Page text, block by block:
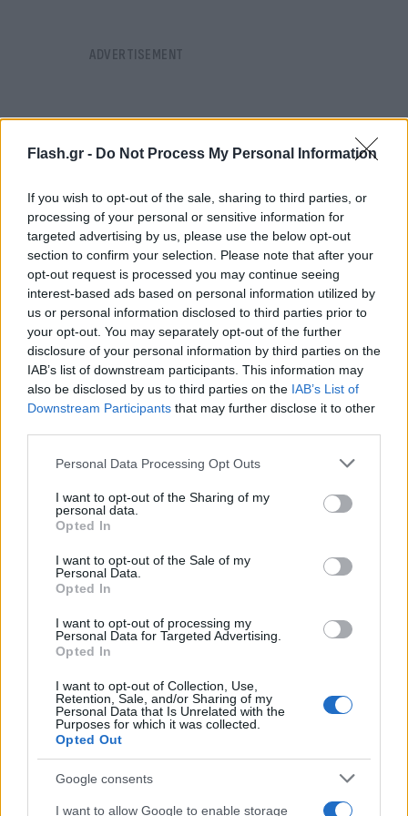
Flash.gr - Do Not Process My Personal Information
If you wish to opt-out of the sale, sharing to third parties, or
processing of your personal or sensitive information for
targeted advertising by us, please use the below opt-out
section to confirm your selection. Please note that after your
opt-out request is processed you may continue seeing
interest-based ads based on personal information utilized by
us or personal information disclosed to third parties prior to
your opt-out. You may separately opt-out of the further
disclosure of your personal information by third parties on the
IAB’s list of downstream participants. This information may
also be disclosed by us to third parties on the IAB’s List of
Downstream Participants that may further disclose it to other
Please note that this website/app uses one or more Google
not limited to your visit or usage behaviour. You may click to
grant or deny consent to Google and its third-party tags to
use your data for below specified purposes in below Google
consent section.
Personal Data Processing Opt Outs
I want to opt-out of the Sharing of my
personal data.
Opted In
I want to opt-out of the Sale of my
Personal Data.
Opted In
I want to opt-out of processing my
Personal Data for Targeted Advertising.
Opted In
I want to opt-out of Collection, Use,
Retention, Sale, and/or Sharing of my
Personal Data that Is Unrelated with the
Purposes for which it was collected.
Opted Out
Google consents
I want to allow Google to enable storage
Στη Γερμανία ηΝτόρτμουντφιλοξενεί τηΒέρντερ
Βρέμης. Αήττητο σερί 19 αγώνων «τρέχει» εντός
έδρας η γηπεδούχος και η τελευταία της ήττα ήταν
από τη σημερινή της αντίπαλο (2-3) πέρυσι. Διένυσε
το διάστημα της διακοπής έχοντας 5Ν - 2Ι - 0Η και
στο -2 από την πρωτοπόρο Λεβερκούζεν. Στο
τελευταίο της ματς πανηγύρισε το 4ο διαδοχικό
ηττήθηκε, αντίθετα, 3-2 από τη Χόφενχαϊμ στο
γήπεδό της, έμεινε για 2ο διαδοχικό παιχνίδι χωρίς
βαθμό και συνεχίζει να προβληματίζει με την
αμυντική της αστάθεια. Απρόβλεπτη επιθετικά,
αλλά με συνοδό της τα πολλά γκολ.
Η ανάλυση του Λαμία - ΠΑΣ Γιάννινα
Στη μέση της βαθμολογίας έχει εδραιωθεί η Λαμία